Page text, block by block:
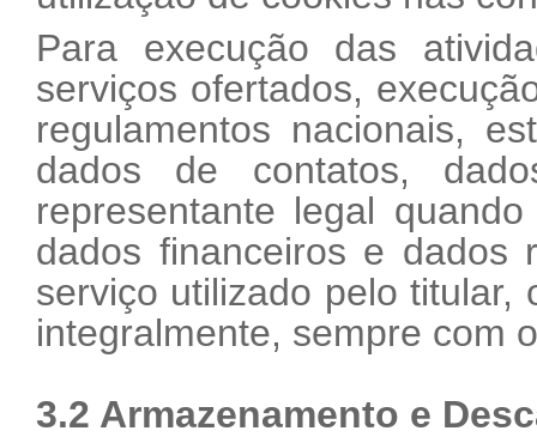
Para execução das
serviços ofertados,
regulamentos nacionais,
dados de contatos,
representante legal
dados financeiros e dados
serviço utilizado pelo
integralmente, sempre com
3.2 Armazenamento e